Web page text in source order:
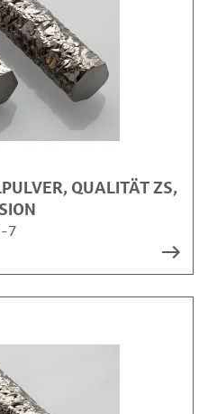
QUALITÄT ZS,
7